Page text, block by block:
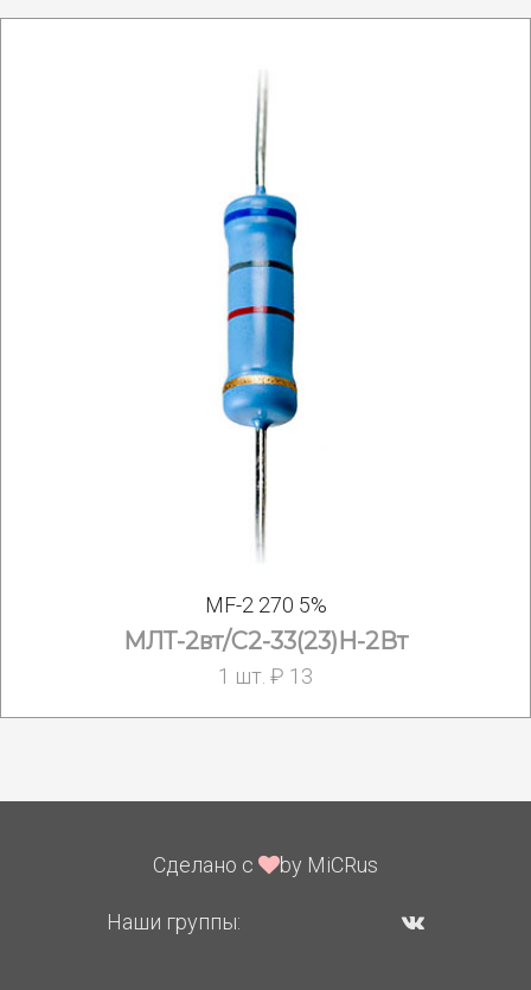
MF-2 270 5%
МЛТ-2вт/С2-33(23)Н-2Вт
1 шт. ₽ 13
Сделано с by MiCRus
Наши группы: